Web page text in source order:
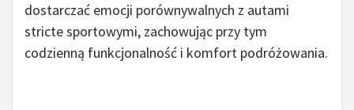
dostarczać emocji porównywalnych z autami
stricte sportowymi, zachowując przy tym
codzienną funkcjonalność i komfort podróżowania.